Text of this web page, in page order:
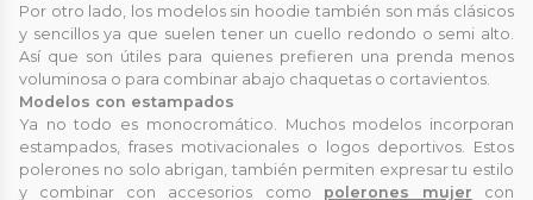
Por otro lado, los modelos sin hoodie también son más clásicos
y sencillos ya que suelen tener un cuello redondo o semi alto.
Así que son útiles para quienes prefieren una prenda menos
voluminosa o para combinar abajo chaquetas o cortavientos.
Modelos con estampados
Ya no todo es monocromático. Muchos modelos incorporan
estampados, frases motivacionales o logos deportivos. Estos
polerones no solo abrigan, también permiten expresar tu estilo
y combinar con accesorios como polerones mujer con